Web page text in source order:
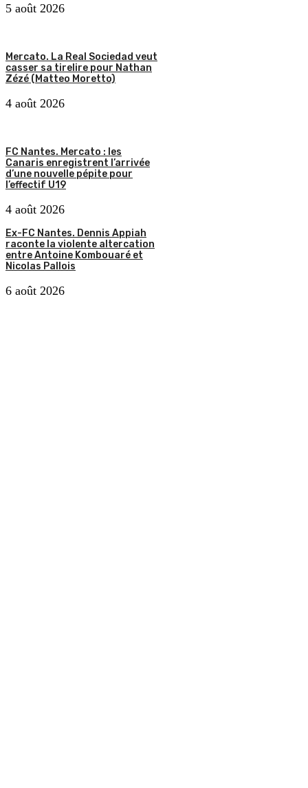
5 août 2026
Mercato. La Real Sociedad veut
casser sa tirelire pour Nathan
Zézé (Matteo Moretto)
4 août 2026
FC Nantes. Mercato : les
Canaris enregistrent l’arrivée
d’une nouvelle pépite pour
l’effectif U19
4 août 2026
Ex-FC Nantes. Dennis Appiah
raconte la violente altercation
entre Antoine Kombouaré et
Nicolas Pallois
6 août 2026